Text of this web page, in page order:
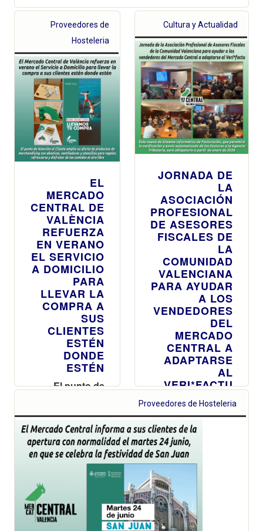
Proveedores de
Hosteleria
EL
MERCADO
CENTRAL DE
VALÈNCIA
REFUERZA
EN VERANO
EL SERVICIO
A DOMICILIO
PARA
LLEVAR LA
COMPRA A
SUS
CLIENTES
ESTÉN
DONDE
ESTÉN
El punto de
su oferta de
productos de
merchandising
con abanicos,
ventiladores y
utensilios para
disfrutar de las
comidas al aire
Cultura y Actualidad
JORNADA DE
LA
ASOCIACIÓN
PROFESIONAL
DE ASESORES
FISCALES DE
LA
COMUNIDAD
VALENCIANA
PARA AYUDAR
A LOS
VENDEDORES
DEL
MERCADO
CENTRAL A
ADAPTARSE
AL
VERI*FACTU
Este nuevo de
Sistema
Informático de
Facturación, que
permitirá la
verificación y
automatizado de
las facturas a la
Tributaria, será
obligatorio a
Proveedores de Hosteleria